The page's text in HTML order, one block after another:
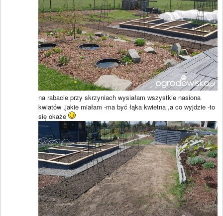
na rabacie przy skrzyniach wysiałam wszystkie nasiona
kwiatów ,jakie miałam -ma być łąka kwietna ,a co wyjdzie -to
się okaże